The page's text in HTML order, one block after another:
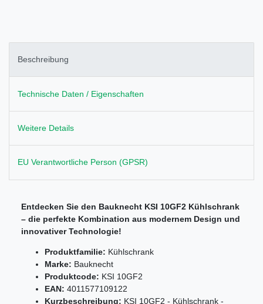
Beschreibung
Technische Daten / Eigenschaften
Weitere Details
EU Verantwortliche Person (GPSR)
Entdecken Sie den Bauknecht KSI 10GF2 Kühlschrank
– die perfekte Kombination aus modernem Design und
innovativer Technologie!
Produktfamilie: Kühlschrank
Marke: Bauknecht
Produktcode: KSI 10GF2
EAN: 4011577109122
Kurzbeschreibung: KSI 10GF2 - Kühlschrank -